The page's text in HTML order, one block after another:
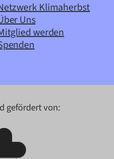
Klimaherbst
Uns
werden
gefördert von: